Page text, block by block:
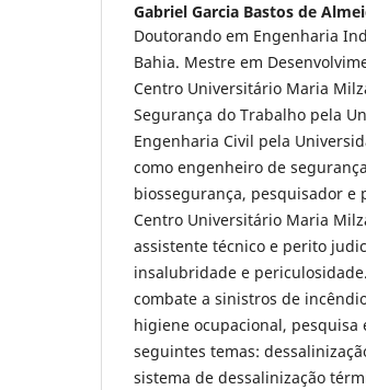
Gabriel Garcia Bastos de
Doutorando em Engenharia
Bahia. Mestre em
Centro Universitário Maria
Segurança do Trabalho pela
Engenharia Civil pela
como engenheiro de
biossegurança, pesquisador
Centro Universitário Maria
assistente técnico e perito
insalubridade e
combate a sinistros de
higiene ocupacional,
seguintes temas:
sistema de dessalinização